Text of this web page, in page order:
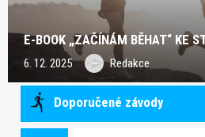
E-BOOK „ZAČÍNÁM BĚHAT“ KE
6. 12. 2025 Redakce
Doporučené závody